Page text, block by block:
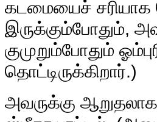
கடமையைச் சரியாக
இருக்கும்போதும்,
குமுறும்போதும்
தொட்டிருக்கிறார்.)
அவருக்கு